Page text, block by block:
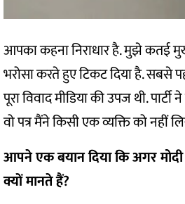
आपका कहना निराधार है. मुझे कतई
भरोसा करते हुए टिकट दिया है. सबसे
पूरा विवाद मीडिया की उपज थी.
वो पत्र मैंने किसी एक व्यक्ति को नहीं
आपने एक बयान दिया कि अगर
क्यों मानते हैं?